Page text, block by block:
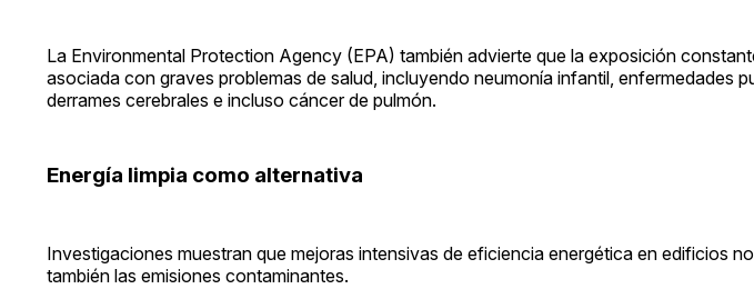
La Environmental Protection Agency (EPA) también advierte que la exposición
asociada con graves problemas de salud, incluyendo neumonía infantil, enfermedades
derrames cerebrales e incluso cáncer de pulmón.
Energía limpia como alternativa
Investigaciones muestran que mejoras intensivas de eficiencia energética en edificios
también las emisiones contaminantes.